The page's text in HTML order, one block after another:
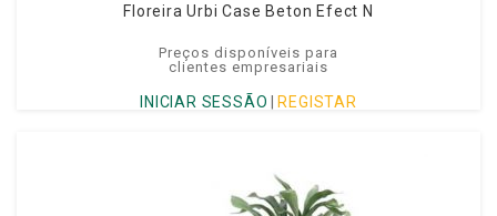
Floreira Urbi Case Beton Efect N
Preços disponíveis para
clientes empresariais
INICIAR SESSÃO REGISTAR